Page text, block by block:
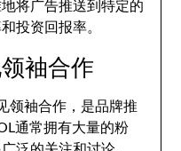
将广告推送到特定的
投资回报率。
袖合作
领袖合作，是品牌推
通常拥有大量的粉